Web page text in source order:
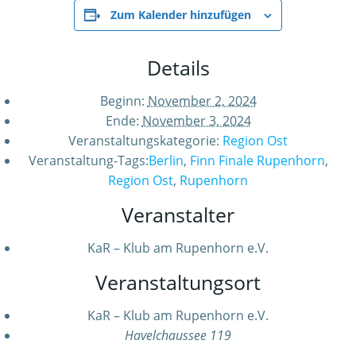
Zum Kalender hinzufügen
Details
Beginn: November 2, 2024
Ende: November 3, 2024
Veranstaltungskategorie: Region Ost
Veranstaltung-Tags:Berlin, Finn Finale Rupenhorn,
Region Ost, Rupenhorn
Veranstalter
KaR – Klub am Rupenhorn e.V.
Veranstaltungsort
KaR – Klub am Rupenhorn e.V.
Havelchaussee 119